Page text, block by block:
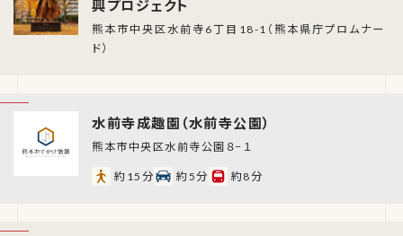
興プロジェクト
熊本市中央区水前寺6丁目18-1（熊本県庁プロムナー
ド）
水前寺成趣園（水前寺公園）
熊本市中央区水前寺公園８−１
約15分 約5分 約8分